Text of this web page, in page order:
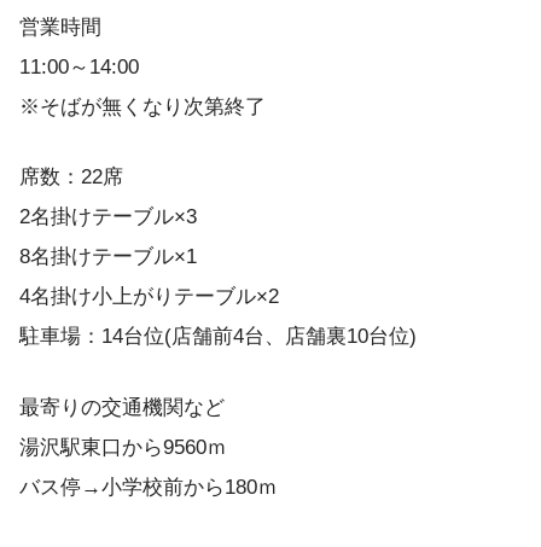
営業時間
11:00～14:00
※そばが無くなり次第終了
席数：22席
2名掛けテーブル×3
8名掛けテーブル×1
4名掛け小上がりテーブル×2
駐車場：14台位(店舗前4台、店舗裏10台位)
最寄りの交通機関など
湯沢駅東口から9560ｍ
バス停→小学校前から180ｍ